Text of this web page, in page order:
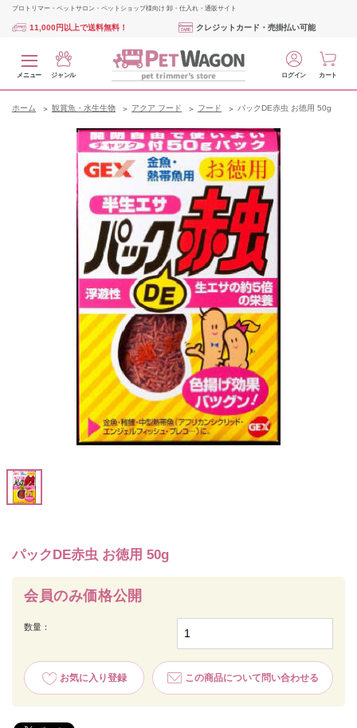
プロトリマー・ペットサロン・ペットショップ様向け 卸・仕入れ・通販サイト
11,000円以上で送料無料！ クレジットカード・売掛払い可能
メニュー ジャンル ログイン カート
ホーム 観賞魚・水生生物 アクア フード フード パックDE赤虫 お徳用 50g
パックDE赤虫 お徳用 50g
会員のみ価格公開
数量：
お気に入り登録 この商品について問い合わせる